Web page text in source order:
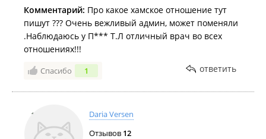
Комментарий: Про какое хамское отношение тут
пишут ??? Очень вежливый админ, может поменяли
.Наблюдаюсь у П*** Т.Л отличный врач во всех
отношениях!!!
Спасибо 1 ответить
Daria Versen
Отзывов 12